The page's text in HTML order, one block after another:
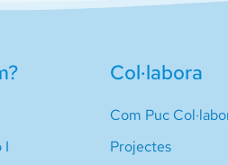
I
Col·labora
Com Puc
Projectes